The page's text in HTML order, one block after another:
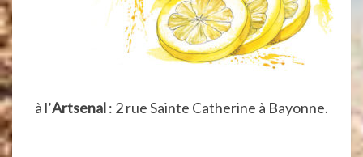
à l’Artsenal: 2 rue Sainte Catherine à Bayonne.